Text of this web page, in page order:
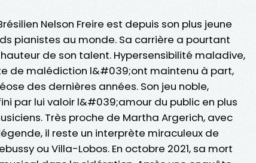
Nelson Freire est depuis son plus jeune
pianistes au monde. Sa carrière a pourtant
de son talent. Hypersensibilité maladive,
de malédiction l&#039;ont maintenu à part,
des dernières années. Son jeu noble,
par lui valoir l&#039;amour du public en plus
Très proche de Martha Argerich, avec
il reste un interprète miraculeux de
ou Villa-Lobos. En octobre 2021, sa mort